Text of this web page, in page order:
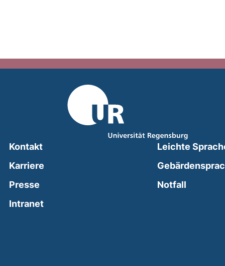
Kontakt
Karriere
Presse
Intranet(external link, opens in a new window)
Leichte
Notfall